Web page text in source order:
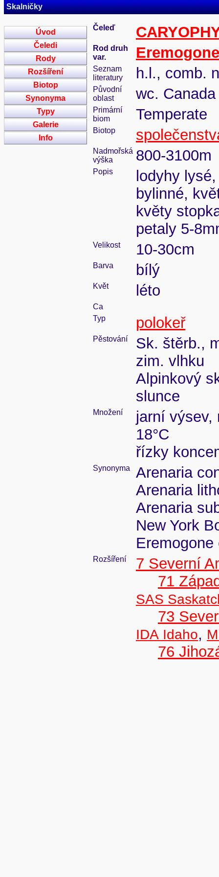
Skalničky
Úvod
Čeledi
Rody
Rozšíření
Biotop
Synonyma
Typy
Galerie
Info
Čeleď
Rod druh
var.
Eremogone
Seznam
literatury
h.l., comb.
Původní
oblast
wc.
Primární
biom
Temperate
Biotop
Nadmořská
výška
800-3100m
Popis
lodyhy
bylinné,
květy
petaly 5-
Velikost 10-30cm
Barva bílý
Květ léto
Ca
Typ
polokeř
Pěstování
Sk. štěrb.,
zim. vlhku
Alpinkový
slunce
Množení
jarní výsev,
18°C
řízky
Synonyma
Arenaria
Arenaria
Arenaria
New York
Rozšíření
7 Severní
71
SAS
73
IDA Idaho,
76